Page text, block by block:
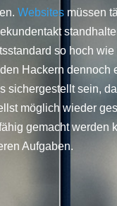
Websitesmüssen
so hoch wie
Hackern dennoch
sichergestellt sein,
möglich wieder
gemacht werden
Aufgaben.